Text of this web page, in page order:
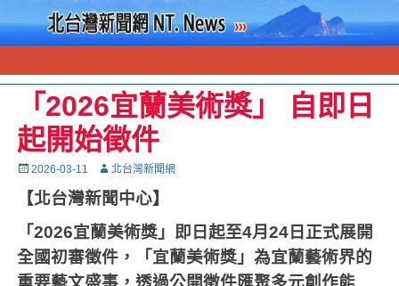
「2026宜蘭美術獎」 自即日
起開始徵件
Posted
2026-03-11 Autor北台灣新聞網
【北台灣新聞中心】
「2026宜蘭美術獎」即日起至4月24 日正式展開
全國初審徵件，「宜蘭美術獎」為宜蘭藝術界的
重要藝文盛事，透過公開徵件匯聚多元創作能